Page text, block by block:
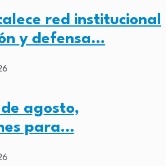
red institucional
y defensa…
de agosto,
para…